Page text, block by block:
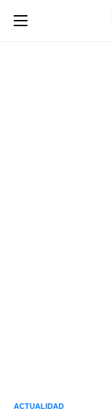
ACTUALIDAD